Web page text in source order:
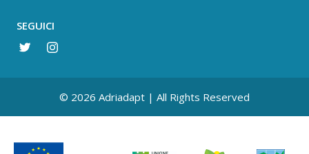
SEGUICI
© 2026 Adriadapt | All Rights Reserved